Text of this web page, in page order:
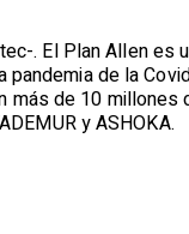
. El Plan Allen es
de la
más de 10
y ASHOKA.